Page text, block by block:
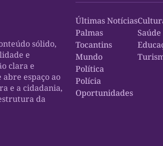
sólido,
e
clara e
espaço ao
e a cidadania,
da
Últimas Notícias
Palmas
Tocantins
Mundo
Política
Polícia
Oportunidades
Saúde